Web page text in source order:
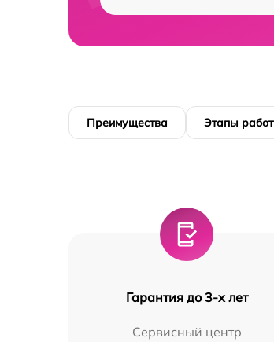
Преимущества Этапы работ
Гарантия до 3-х лет
Сервисный центр